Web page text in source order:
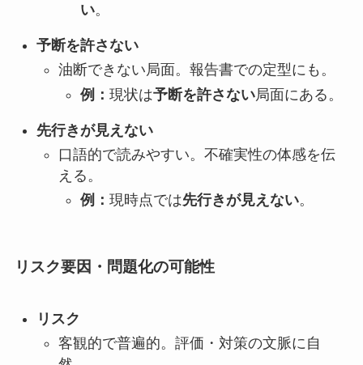
い。
予断を許さない
油断できない局面。報告書での定型にも。
例： 現状は予断を許さない局面にある。
先行きが見えない
口語的で読みやすい。不確実性の体感を伝
える。
例： 現時点では先行きが見えない。
リスク要因・問題化の可能性
リスク
客観的で普遍的。評価・対策の文脈に自